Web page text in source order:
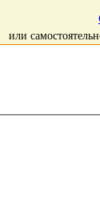
или